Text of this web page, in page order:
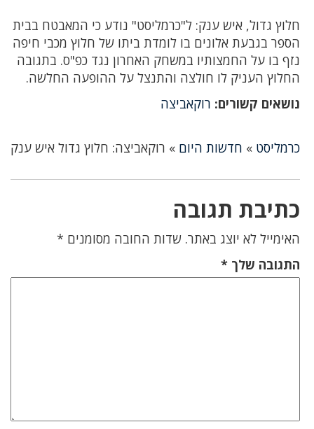
חלוץ גדול, איש ענק: ל"כרמליסט" נודע כי המאבטח בבית
הספר בגבעת אלונים בו לומדת ביתו של חלוץ מכבי חיפה
נזף בו על החמצותיו במשחק האחרון נגד כפ"ס. בתגובה
החלוץ העניק לו חולצה והתנצל על ההופעה החלשה.
נושאים קשורים: רוקאביצה
כרמליסט » חדשות היום » רוקאביצה: חלוץ גדול איש ענק
כתיבת תגובה
האימייל לא יוצג באתר. שדות החובה מסומנים *
התגובה שלך *